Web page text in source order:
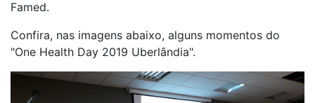
Famed.
Confira, nas imagens abaixo, alguns momentos do
"One Health Day 2019 Uberlândia".